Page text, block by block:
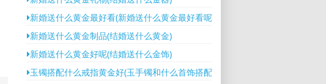
新婚送什么黄金最好看(新婚送什么黄金最好看呢)
新婚送什么黄金制品(结婚送什么黄金)
新婚送什么黄金好呢(结婚送什么金饰)
玉镯搭配什么戒指黄金好(玉手镯和什么首饰搭配)